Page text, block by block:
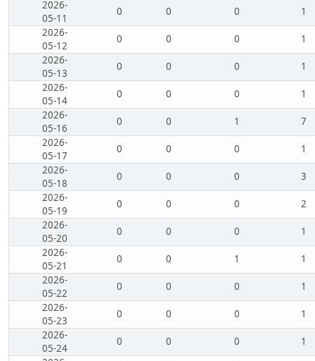
2026-
05-11
0 0 0
1
2026-
05-12
0 0 0
1
2026-
05-13
0 0 0
1
2026-
05-14
0 0 0
1
2026-
05-16
0 0 1
7
2026-
05-17
0 0 0
1
2026-
05-18
0 0 0
3
2026-
05-19
0 0 0
2
2026-
05-20
0 0 0
1
2026-
05-21
0 0 1
1
2026-
05-22
0 0 0
1
2026-
05-23
0 0 0
1
2026-
05-24
0 0 0
1